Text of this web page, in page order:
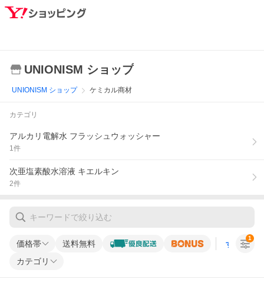
UNIONISM ショップ
UNIONISM ショップ ケミカル商材
カテゴリ
アルカリ電解水 フラッシュウォッシャー
1件
次亜塩素酸水溶液 キエルキン
2件
価格帯 送料無料 すべての条
カテゴリ
1